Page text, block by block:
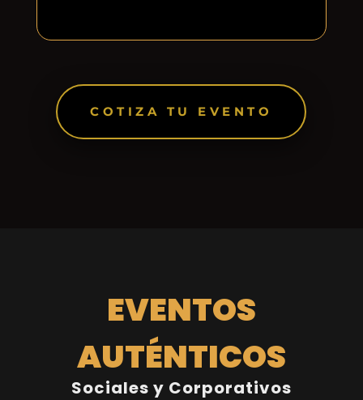
COTIZA TU EVENTO
EVENTOS
AUTÉNTICOS
Sociales y Corporativos